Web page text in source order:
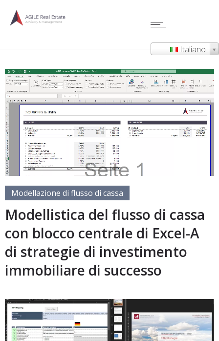
Italiano
Modellazione di flusso di cassa
Modellistica del flusso di cassa
con blocco centrale di Excel-A
di strategie di investimento
immobiliare di successo